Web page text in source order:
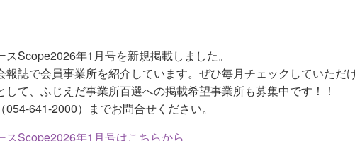
Scope2026年1月号を新規掲載しました。
報誌で会員事業所を紹介しています。ぜひ毎月チェックしていただ
て、ふじえだ事業所百選への掲載希望事業所も募集中です！！
641-2000）までお問合せください。
スScope2026年1月号はこちらから